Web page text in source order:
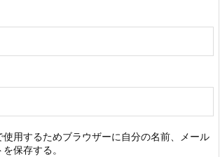
使用するためブラウザーに自分の名前、メール
保存する。